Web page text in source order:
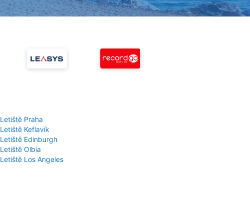
Letiště Praha
Letiště Keflavík
Letiště Edinburgh
Letiště Olbia
Letiště Los Angeles